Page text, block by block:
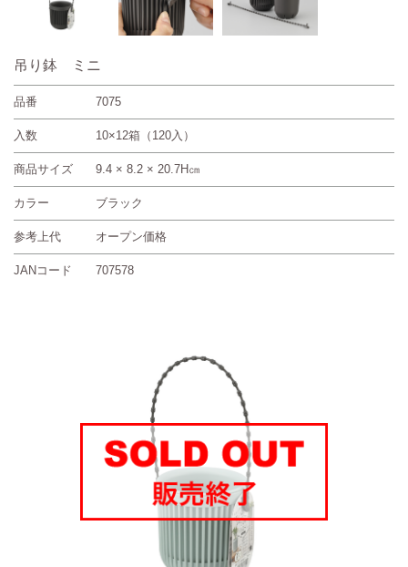
吊り鉢 ミニ
品番 7075
入数 10×12箱（120入）
商品サイズ 9.4 × 8.2 × 20.7H㎝
カラー ブラック
参考上代 オープン価格
JANコード 707578